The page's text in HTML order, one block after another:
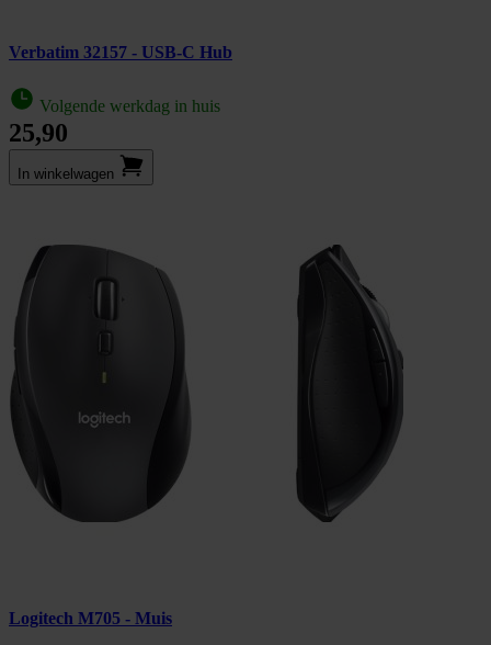
Verbatim 32157 - USB-C Hub
Volgende werkdag in huis
25,90
In winkel­wagen
Logitech M705 - Muis